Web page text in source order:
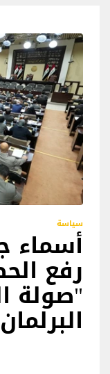
سياسة
أسماء
رفع
"صولة